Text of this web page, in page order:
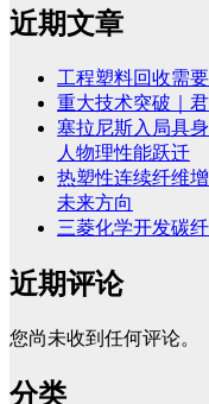
近期文章
工程塑料回收需
重大技术突破｜
塞拉尼斯入局具
人物理性能跃迁
热塑性连续纤维
未来方向
三菱化学开发碳
近期评论
您尚未收到任何评论。
分类